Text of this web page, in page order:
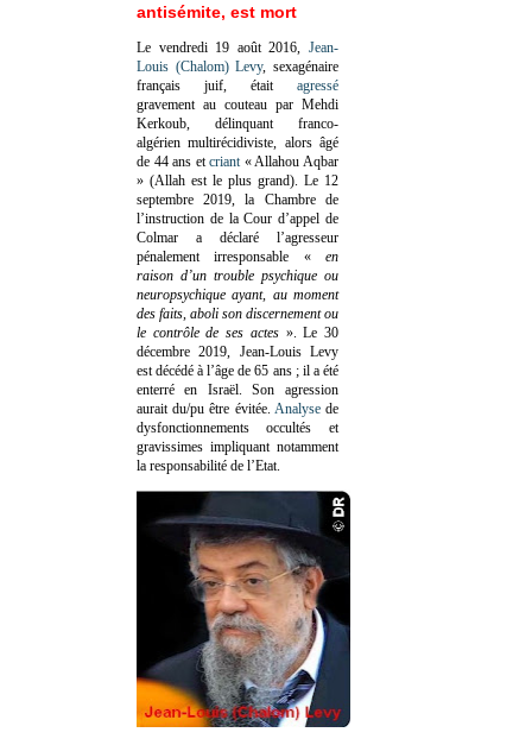
antisémite, est mort
Le vendredi 19 août 2016, Jean-
Louis (Chalom) Levy, sexagénaire
français juif, était agressé
gravement au couteau par Mehdi
Kerkoub, délinquant franco-
algérien multirécidiviste, alors âgé
de 44 ans etcriant « Allahou Aqbar
» (Allah est le plus grand). Le 12
septembre 2019, la Chambre de
l’instruction de la Cour d’appel de
Colmar a déclaré l’agresseur
pénalement irresponsable «en
raison d’un trouble psychique ou
neuropsychique ayant, au moment
des faits, aboli son discernement ou
le contrôle de ses actes». Le 30
décembre 2019, Jean-Louis Levy
est décédé à l’âge de 65 ans ; il a été
enterré en Israël. Son agression
aurait du/pu être évitée. Analysede
dysfonctionnements occultés et
gravissimes impliquant notamment
la responsabilité de l’Etat.